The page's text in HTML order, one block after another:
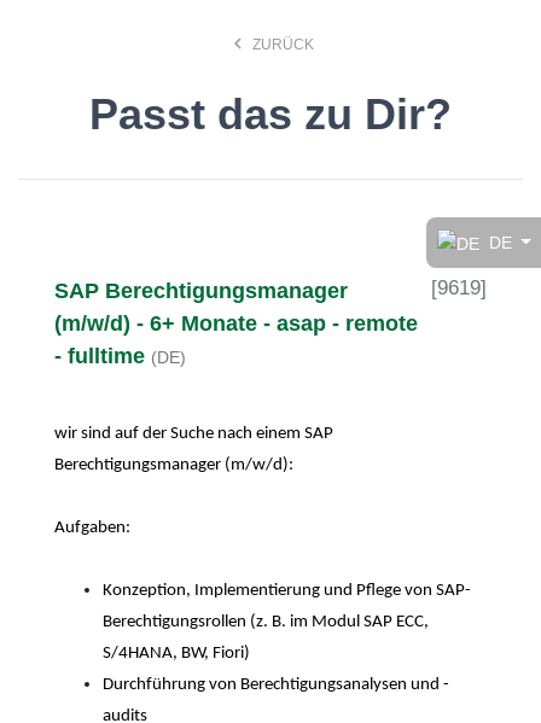
DE
Finde den Job, der Dir
search
keyboard_arrow_left ZURÜCK
Passt das zu Dir?
SAP Berechtigungsmanager
(m/w/d) - 6+ Monate - asap - remote
- fulltime (DE)
[9619]
wir sind auf der Suche nach einem SAP
Berechtigungsmanager (m/w/d):
Aufgaben:
Konzeption, Implementierung und Pflege von SAP-
Berechtigungsrollen (z. B. im Modul SAP ECC,
S/4HANA, BW, Fiori)
Durchführung von Berechtigungsanalysen und -
audits